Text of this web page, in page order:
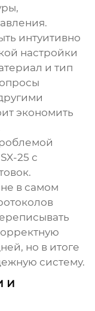
интуитивно
настройки
и тип
экономить
SX-25 с
в самом
но в итоге
систему.
и